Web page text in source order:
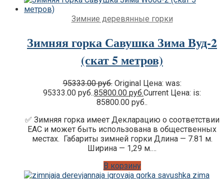
Зимние деревянные горки
Зимняя горка Савушка Зима Вуд-2
(скат 5 метров)
95333.00руб. Original Цена: was:
95333.00 руб..85800.00 руб.Current Цена: is:
85800.00 руб..
✅ Зимняя горка имеет Декларацию о соответствии
EAC и может быть использована в общественных
местах. Габариты зимней горки Длина — 7.81 м.
Ширина — 1,29 м.…
В корзину